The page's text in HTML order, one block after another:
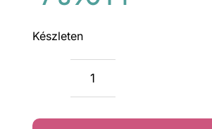
Készleten
Tavaszi